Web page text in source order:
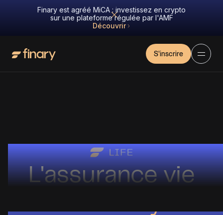
Finary est agréé MiCA : investissez en crypto
sur une plateforme régulée par l'AMF
Découvrir
S'inscrire
L'assurance vie